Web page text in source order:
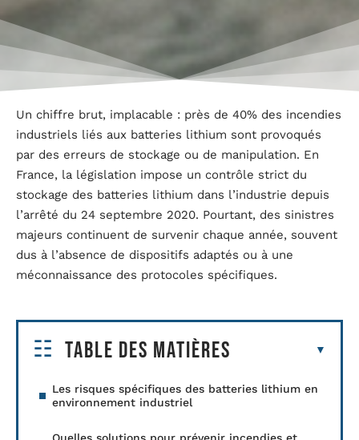
Un chiffre brut, implacable : près de 40% des incendies
industriels liés aux batteries lithium sont provoqués
par des erreurs de stockage ou de manipulation. En
France, la législation impose un contrôle strict du
stockage des batteries lithium dans l’industrie depuis
l’arrêté du 24 septembre 2020. Pourtant, des sinistres
majeurs continuent de survenir chaque année, souvent
dus à l’absence de dispositifs adaptés ou à une
méconnaissance des protocoles spécifiques.
Table des matières
Les risques spécifiques des batteries lithium en
environnement industriel